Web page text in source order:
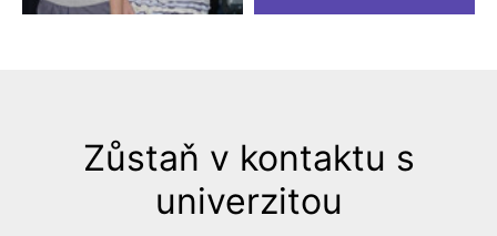
Zůstaň v kontaktu s
univerzitou